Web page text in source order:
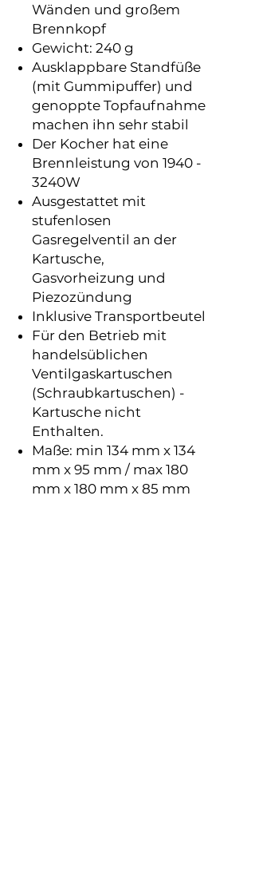
Wänden und großem
Brennkopf
Gewicht: 240 g
Ausklappbare Standfüße
(mit Gummipuffer) und
genoppte Topfaufnahme
machen ihn sehr stabil
Der Kocher hat eine
Brennleistung von 1940 -
3240W
Ausgestattet mit
stufenlosen
Gasregelventil an der
Kartusche,
Gasvorheizung und
Piezozündung
Inklusive Transportbeutel
Für den Betrieb mit
handelsüblichen
Ventilgaskartuschen
(Schraubkartuschen) -
Kartusche nicht
Enthalten.
Maße: min 134 mm x 134
mm x 95 mm / max 180
mm x 180 mm x 85 mm